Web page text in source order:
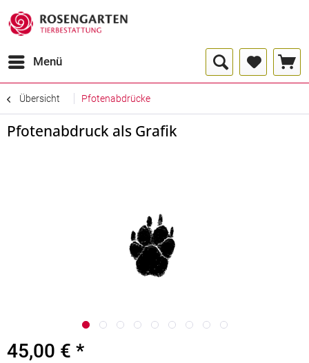
Menü
Übersicht Pfotenabdrücke
Pfotenabdruck als Grafik
45,00 € *